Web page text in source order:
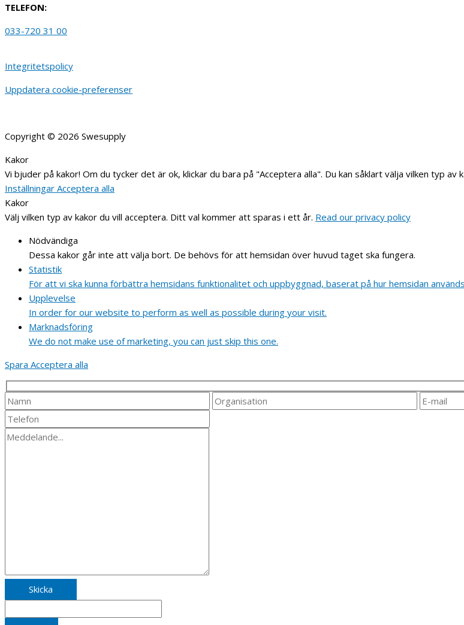
TELEFON:
033-720 31 00
Integritetspolicy
Uppdatera cookie-preferenser
Copyright © 2026 Swesupply
Kakor
Vi bjuder på kakor! Om du tycker det är ok, klickar du bara på "Acceptera alla". Du kan såklart välja vilken typ av
Inställningar Acceptera alla
Kakor
Välj vilken typ av kakor du vill acceptera. Ditt val kommer att sparas i ett år. Read our privacy policy
Nödvändiga
Dessa kakor går inte att välja bort. De behövs för att hemsidan över huvud taget ska fungera.
Statistik
För att vi ska kunna förbättra hemsidans funktionalitet och uppbyggnad, baserat på hur hemsidan
Upplevelse
In order for our website to perform as well as possible during your visit.
Marknadsföring
We do not make use of marketing, you can just skip this one.
Spara Acceptera alla